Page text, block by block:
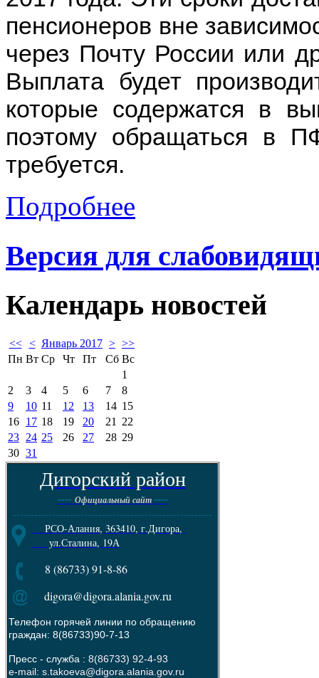
пенсионеров вне
через Почту России или
Выплата будет
которые содержатся в
поэтому обращаться в
требуется.
Подробнее
Версия для
Календарь новостей
<< < Январь 2017 > >>
Пн Вт Ср Чт Пт Сб Вс
1
2
3 4 5 6 7
8
9
10 11 12 13 14 15
16 17 18 19 20 21
22
23 24 25 26 27 28 29
30 31
Дигорский район
---- Официальный сайт----
--------------------------------------------------------
РСО-Алания, 363410, г.Дигора,
ул.Сталина, 19А
8 (86733) 91-8-86
digora@digora.alania.gov.ru
Телефон горячей линии по обращению
граждан: 8(86733)90-7-13
Пресс - служба : 8(86733) 92-4-93
e-mail: s.takoeva@digora.alania.gov.ru